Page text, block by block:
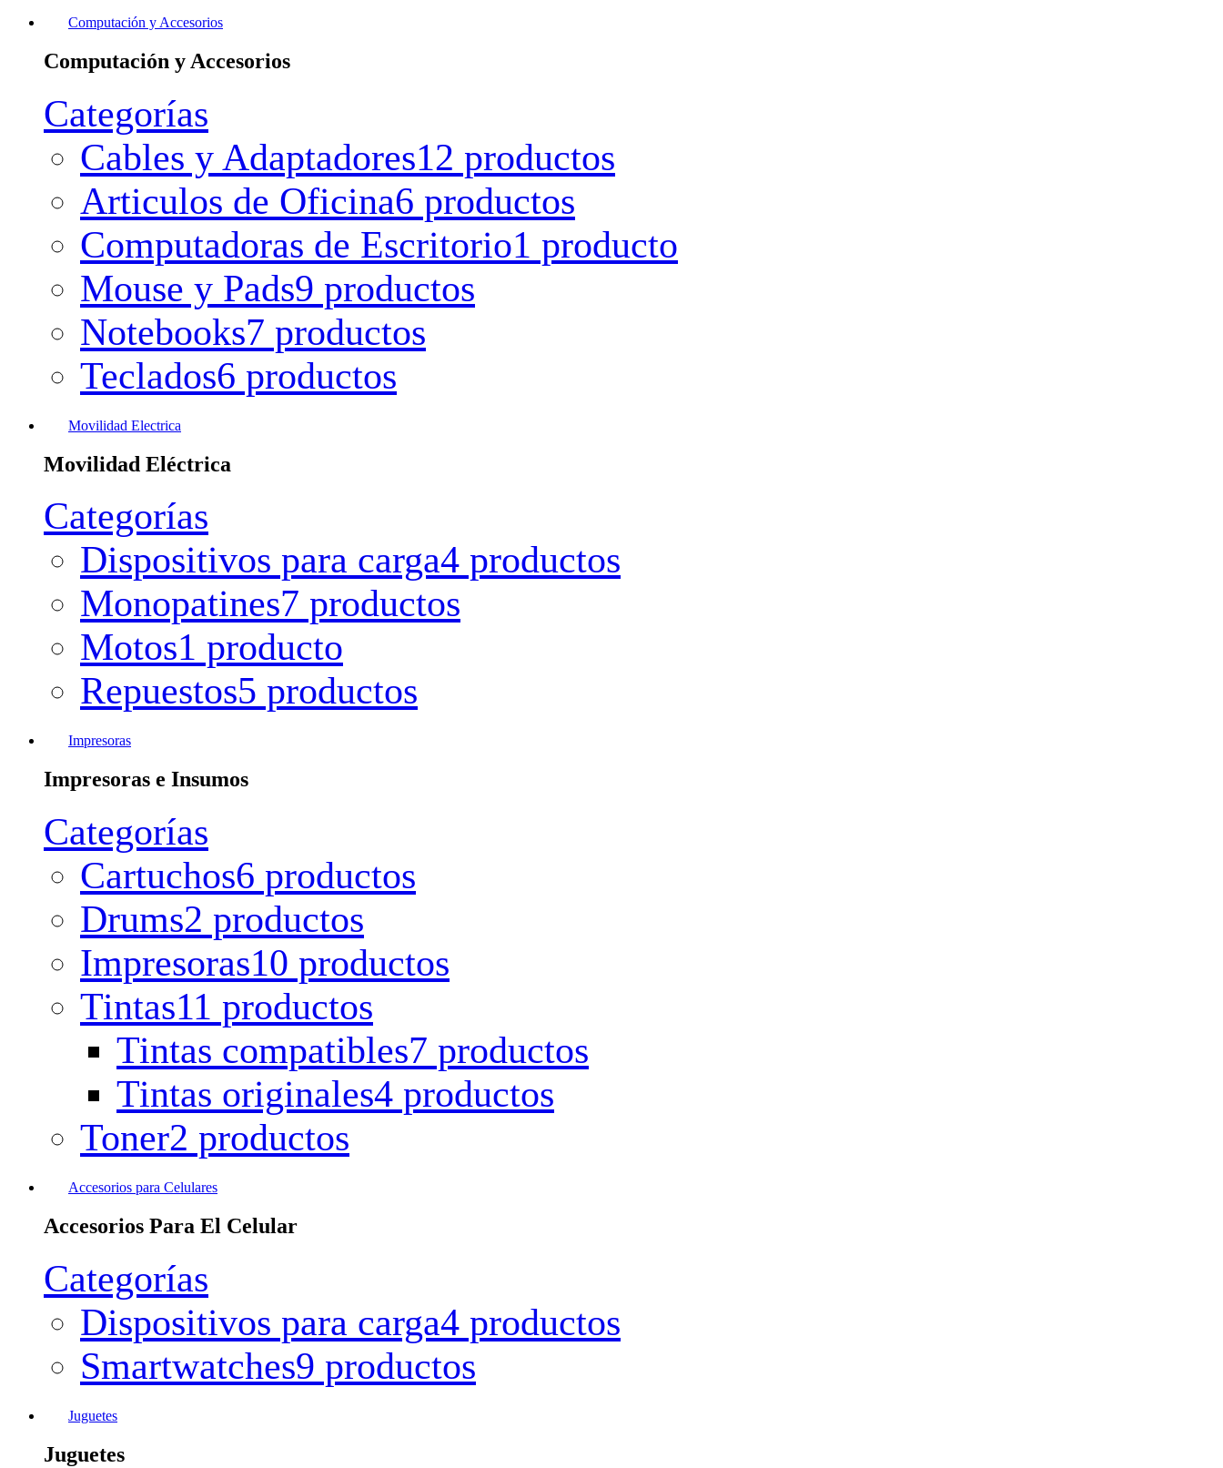
Computación y Accesorios
Computación y Accesorios
Categorías
Cables y Adaptadores12 productos
Articulos de Oficina6 productos
Computadoras de Escritorio1 producto
Mouse y Pads9 productos
Notebooks7 productos
Teclados6 productos
Movilidad Electrica
Movilidad Eléctrica
Categorías
Dispositivos para carga4 productos
Monopatines7 productos
Motos1 producto
Repuestos5 productos
Impresoras
Impresoras e Insumos
Categorías
Cartuchos6 productos
Drums2 productos
Impresoras10 productos
Tintas11 productos
Tintas compatibles7 productos
Tintas originales4 productos
Toner2 productos
Accesorios para Celulares
Accesorios Para El Celular
Categorías
Dispositivos para carga4 productos
Smartwatches9 productos
Juguetes
Juguetes